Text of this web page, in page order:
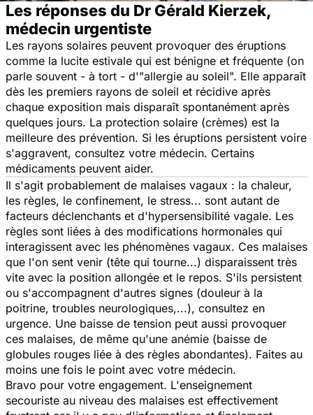
Les réponses du Dr Gérald Kierzek,
médecin urgentiste
Les rayons solaires peuvent provoquer des éruptions
comme la lucite estivale qui est bénigne et fréquente (on
parle souvent - à tort - d'"allergie au soleil". Elle apparaît
dès les premiers rayons de soleil et récidive après
chaque exposition mais disparaît spontanément après
quelques jours. La protection solaire (crèmes) est la
meilleure des prévention. Si les éruptions persistent voire
s'aggravent, consultez votre médecin. Certains
médicaments peuvent aider.
Il s'agit probablement de malaises vagaux : la chaleur,
les règles, le confinement, le stress... sont autant de
facteurs déclenchants et d'hypersensibilité vagale. Les
règles sont liées à des modifications hormonales qui
interagissent avec les phénomènes vagaux. Ces malaises
que l'on sent venir (tête qui tourne...) disparaissent très
vite avec la position allongée et le repos. S'ils persistent
ou s'accompagnent d'autres signes (douleur à la
poitrine, troubles neurologiques,...), consultez en
urgence. Une baisse de tension peut aussi provoquer
ces malaises, de même qu'une anémie (baisse de
globules rouges liée à des règles abondantes). Faites au
moins une fois le point avec votre médecin.
Bravo pour votre engagement. L'enseignement
secouriste au niveau des malaises est effectivement